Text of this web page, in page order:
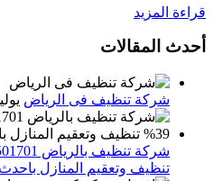
قراءة المزيد
أحدث المقالات
شركة تنظيف فى الرياض يوليو 16,
تنظيف وتعقيم المنازل باحدث